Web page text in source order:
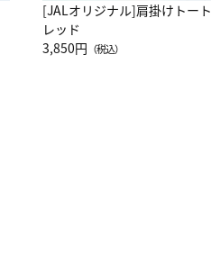
[JALオリジナル]肩掛けトート
レッド
3,850円 （税込）